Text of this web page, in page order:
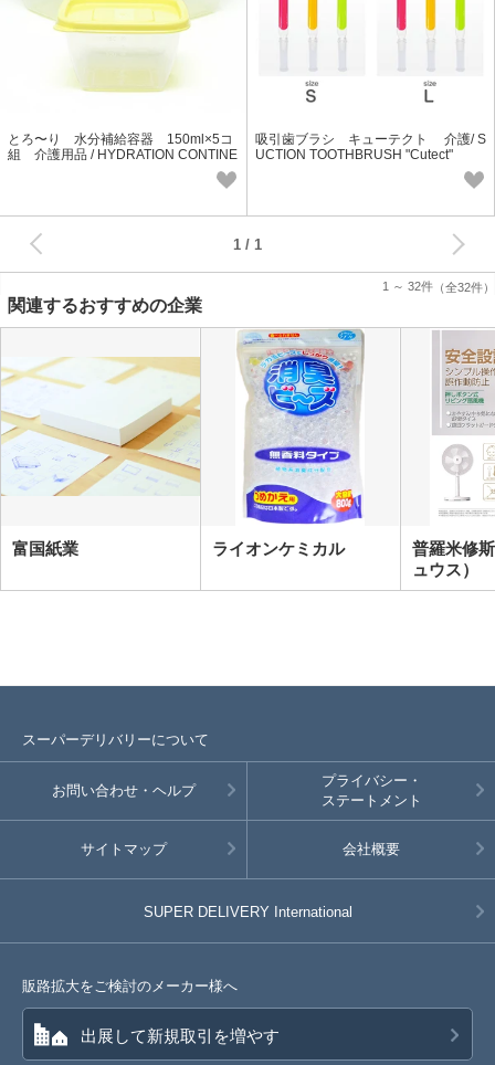
とろ〜り 水分補給容器 150ml×5コ
組 介護用品 / HYDRATION CONTINE
吸引歯ブラシ キューテクト 介護/ S
UCTION TOOTHBRUSH "Cutect"
1 ～ 32件 （全32件）
1
関連するおすすめの企業
富国紙業 ライオンケミカル
普羅米修
ュウス）
スーパーデリバリーについて
お問い合わせ・ヘルプ
プライバシー・
ステートメント
サイトマップ 会社概要
SUPER DELIVERY International
販路拡大をご検討のメーカー様へ
出展して新規取引を増やす